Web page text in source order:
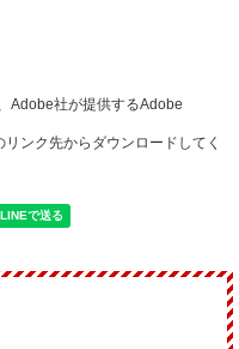
Adobe社が提供するAdobe
ンク先からダウンロードしてく